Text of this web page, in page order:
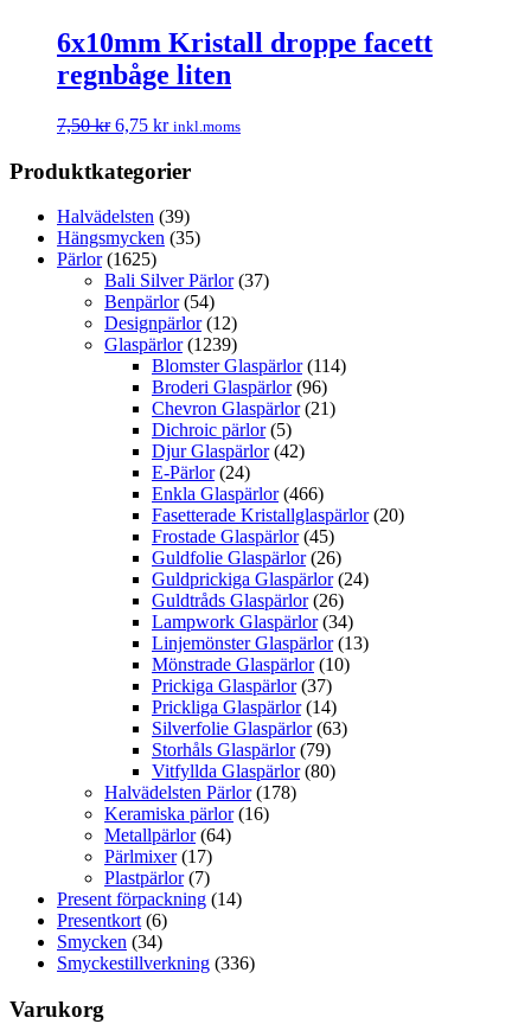
6x10mm Kristall droppe facett
regnbåge liten
7,50kr 6,75 kr inkl.moms
Produktkategorier
Halvädelsten (39)
Hängsmycken (35)
Pärlor (1625)
Bali Silver Pärlor (37)
Benpärlor (54)
Designpärlor (12)
Glaspärlor (1239)
Blomster Glaspärlor (114)
Broderi Glaspärlor (96)
Chevron Glaspärlor (21)
Dichroic pärlor (5)
Djur Glaspärlor (42)
E-Pärlor (24)
Enkla Glaspärlor (466)
Fasetterade Kristallglaspärlor (20)
Frostade Glaspärlor (45)
Guldfolie Glaspärlor (26)
Guldprickiga Glaspärlor (24)
Guldtråds Glaspärlor (26)
Lampwork Glaspärlor (34)
Linjemönster Glaspärlor (13)
Mönstrade Glaspärlor (10)
Prickiga Glaspärlor (37)
Prickliga Glaspärlor (14)
Silverfolie Glaspärlor (63)
Storhåls Glaspärlor (79)
Vitfyllda Glaspärlor (80)
Halvädelsten Pärlor (178)
Keramiska pärlor (16)
Metallpärlor (64)
Pärlmixer (17)
Plastpärlor (7)
Present förpackning (14)
Presentkort (6)
Smycken (34)
Smyckestillverkning (336)
Varukorg